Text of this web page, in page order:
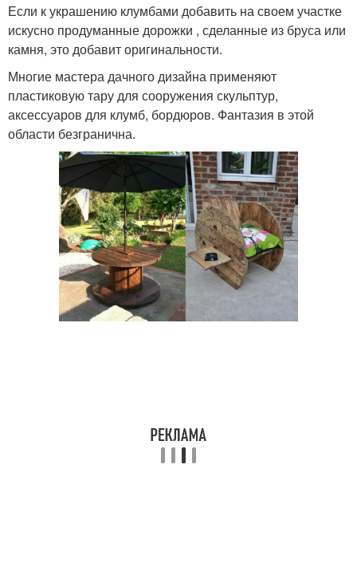
Если к украшению клумбами добавить на своем участке
искусно продуманные дорожки , сделанные из бруса или
камня, это добавит оригинальности.
Многие мастера дачного дизайна применяют
пластиковую тару для сооружения скульптур,
аксессуаров для клумб, бордюров. Фантазия в этой
области безгранична.